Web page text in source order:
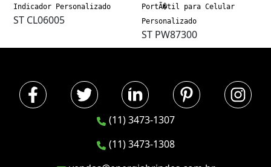
Indicador Personalizado
ST CL06005
PortÃ�til para Celular
Personalizado
ST PW87300
(11) 3473-1307
(11) 3473-1308